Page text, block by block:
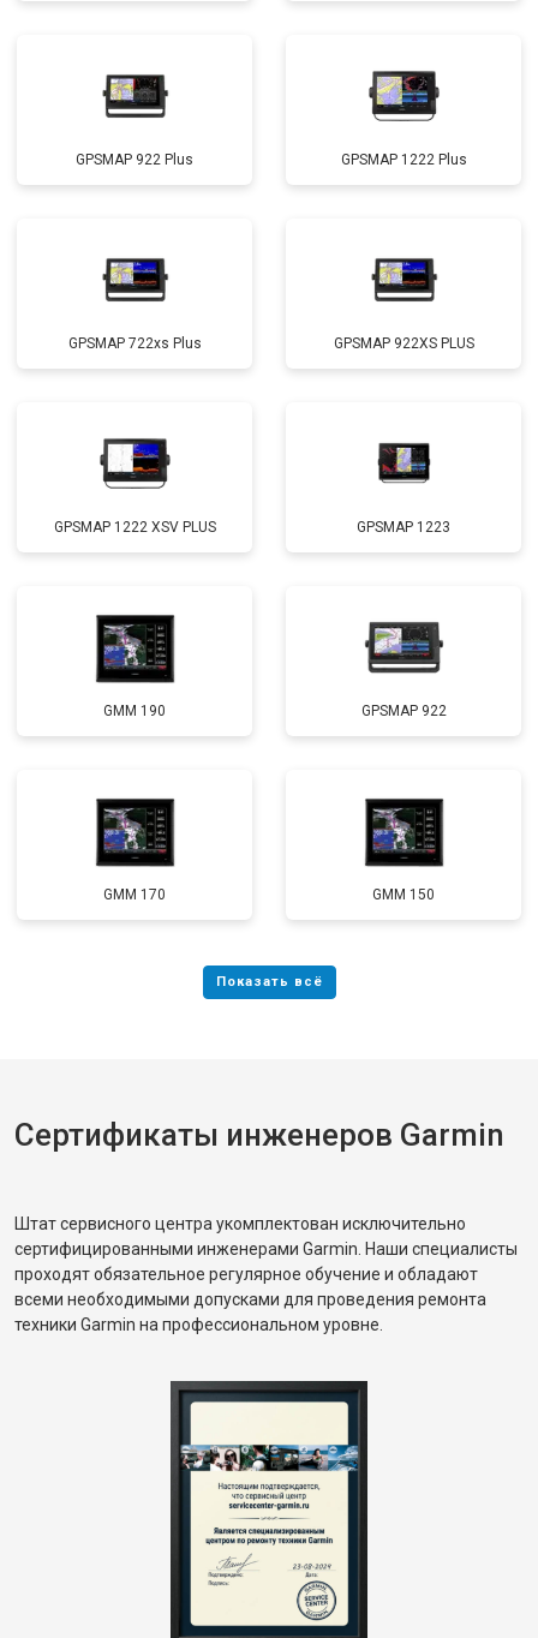
GPSMAP 922 Plus GPSMAP 1222 Plus
GPSMAP 722xs Plus GPSMAP 922XS PLUS
GPSMAP 1222 XSV PLUS GPSMAP 1223
GMM 190 GPSMAP 922
GMM 170 GMM 150
Сертификаты инженеров Garmin
Штат сервисного центра укомплектован исключительно
сертифицированными инженерами Garmin. Наши специалисты
проходят обязательное регулярное обучение и обладают
всеми необходимыми допусками для проведения ремонта
техники Garmin на профессиональном уровне.